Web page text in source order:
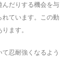
んだりする機会を与
ています。この動
ます。
忍耐強くなるよう